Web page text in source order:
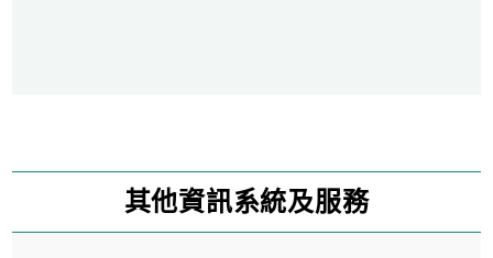
其他資訊系統及服務